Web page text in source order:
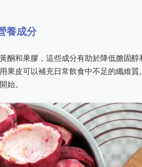
養成分
酮和果膠，這些成分有助於降低膽固
果皮可以補充日常飲食中不足的纖維質
始。